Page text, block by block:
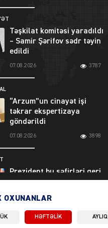
Təşkilat komitəsi yaradıldı
– Samir Şərifov sədr təyin
edildi
07.08.2026 3787
“Arzum”un cinayət işi
təkrar ekspertizaya
göndərildi
07.08.2026 3898
Prezident bu səfirləri geri
çağırdı – Abel
OXUNANLAR
HƏFTƏLIK AYLIQ